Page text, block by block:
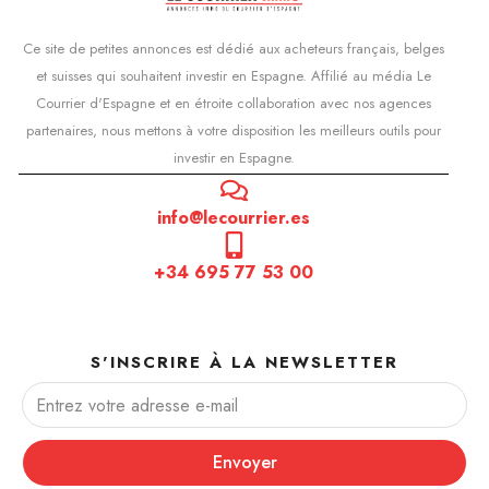
Ce site de petites annonces est dédié aux acheteurs français, belges
et suisses qui souhaitent investir en Espagne. Affilié au média Le
Courrier d'Espagne et en étroite collaboration avec nos agences
partenaires, nous mettons à votre disposition les meilleurs outils pour
investir en Espagne.
info@lecourrier.es
+34 695 77 53 00
S'INSCRIRE À LA NEWSLETTER
Envoyer